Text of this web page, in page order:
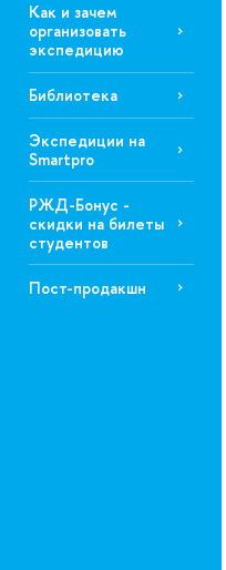
Как и зачем
организовать
экспедицию
Библиотека
Экспедиции на
Smartpro
РЖД-Бонус -
скидки на билеты
студентов
Пост-продакшн